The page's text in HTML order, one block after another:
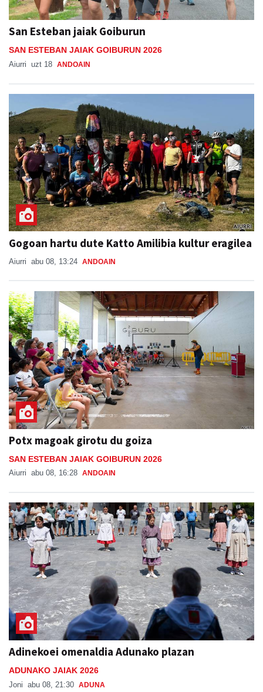
San Esteban jaiak Goiburun
SAN ESTEBAN JAIAK GOIBURUN 2026
Aiurri uzt 18 ANDOAIN
Gogoan hartu dute Katto Amilibia kultur eragilea
Aiurri abu 08, 13:24 ANDOAIN
Potx magoak girotu du goiza
SAN ESTEBAN JAIAK GOIBURUN 2026
Aiurri abu 08, 16:28 ANDOAIN
Adinekoei omenaldia Adunako plazan
ADUNAKO JAIAK 2026
Joni abu 08, 21:30 ADUNA